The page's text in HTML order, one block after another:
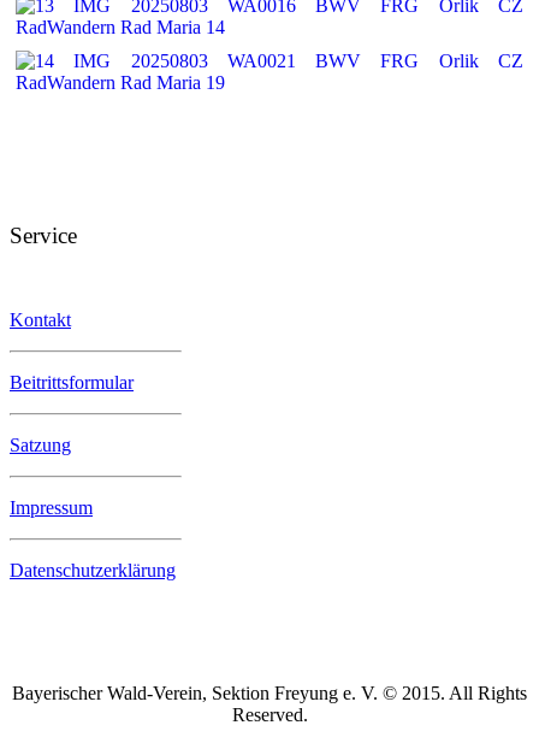
Service
Kontakt
Beitrittsformular
Satzung
Impressum
Datenschutzerklärung
Bayerischer Wald-Verein, Sektion Freyung e. V. © 2015. All Rights
Reserved.